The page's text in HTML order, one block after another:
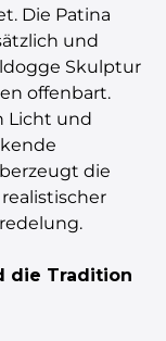
Die Patina
und
Skulptur
offenbart.
Licht und
die
die Tradition